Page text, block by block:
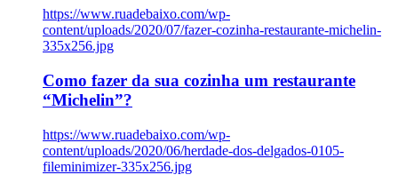
https://www.ruadebaixo.com/wp-
content/uploads/2020/07/fazer-cozinha-restaurante-michelin-
335x256.jpg
Como fazer da sua cozinha um restaurante
“Michelin”?
https://www.ruadebaixo.com/wp-
content/uploads/2020/06/herdade-dos-delgados-0105-
fileminimizer-335x256.jpg